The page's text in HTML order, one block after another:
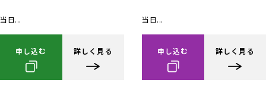
当日...
申し込む 詳しく見る
当日...
申し込む 詳しく見る